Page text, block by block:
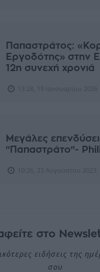
Παπαστράτος:
Εργοδότης» στην
12η συνεχή χρονιά
Μεγάλες
"Παπαστράτο"-
στο
ειδήσεις της
σου